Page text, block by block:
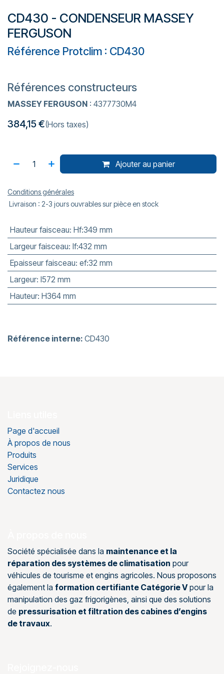
CD430 - CONDENSEUR MASSEY
FERGUSON
Référence Protclim : CD430
Références constructeurs
MASSEY FERGUSON : 4377730M4
384,15€(Hors taxes)
Ajouter au panier
Conditions générales
Livraison : 2-3 jours ouvrables sur pièce en stock
Hauteur faisceau: Hf:349 mm
Largeur faisceau: lf:432 mm
Epaisseur faisceau: ef:32 mm
Largeur: l572 mm
Hauteur: H364 mm
Référence interne: CD430
Page d'accueil
À propos de nous
Produits
Services
Juridique
Contactez nous
Société spécialisée dans la maintenance et la
réparation des systèmes de climatisation pour
véhicules de tourisme et engins agricoles. Nous proposons
également la formation certifiante Catégorie Vpour la
manipulation des gaz frigorigènes, ainsi que des solutions
de pressurisation et filtration des cabines d’engins
de travaux.